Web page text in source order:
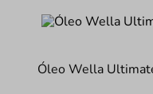
Óleo Wella